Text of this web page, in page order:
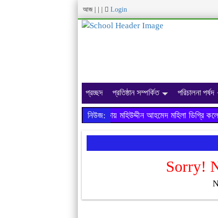
আজ Login
প্রচ্ছদ প্রতিষ্ঠান সম্পর্কিত পরিচালনা পর্ষদ
নিউজ:
২০১৯ সালের এইচ.এস.সি পরীক্ষায় মহিউদ্দীন আহমেদ মহিলা ডিগ্রি
Sorry!